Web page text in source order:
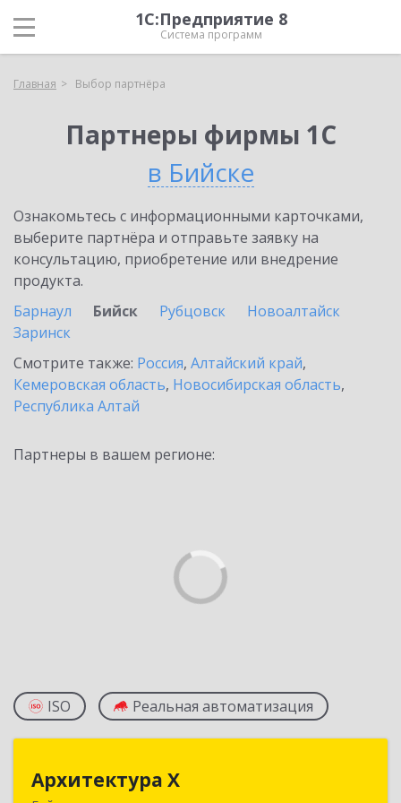
1С:Предприятие 8
Система программ
Главная Выбор партнёра
Партнеры фирмы 1С
в Бийске
Ознакомьтесь с информационными карточками,
выберите партнёра и отправьте заявку на
консультацию, приобретение или внедрение
продукта.
Барнаул
Бийск Рубцовск
Новоалтайск
Заринск
Смотрите также: Россия, Алтайский край,
Кемеровская область, Новосибирская область,
Республика Алтай
Партнеры в вашем регионе:
ISO Реальная автоматизация
Архитектура Х